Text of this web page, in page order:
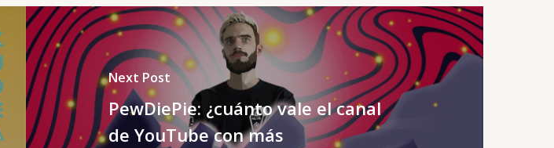
Next Post
PewDiePie: ¿cuánto vale el canal
de YouTube con más